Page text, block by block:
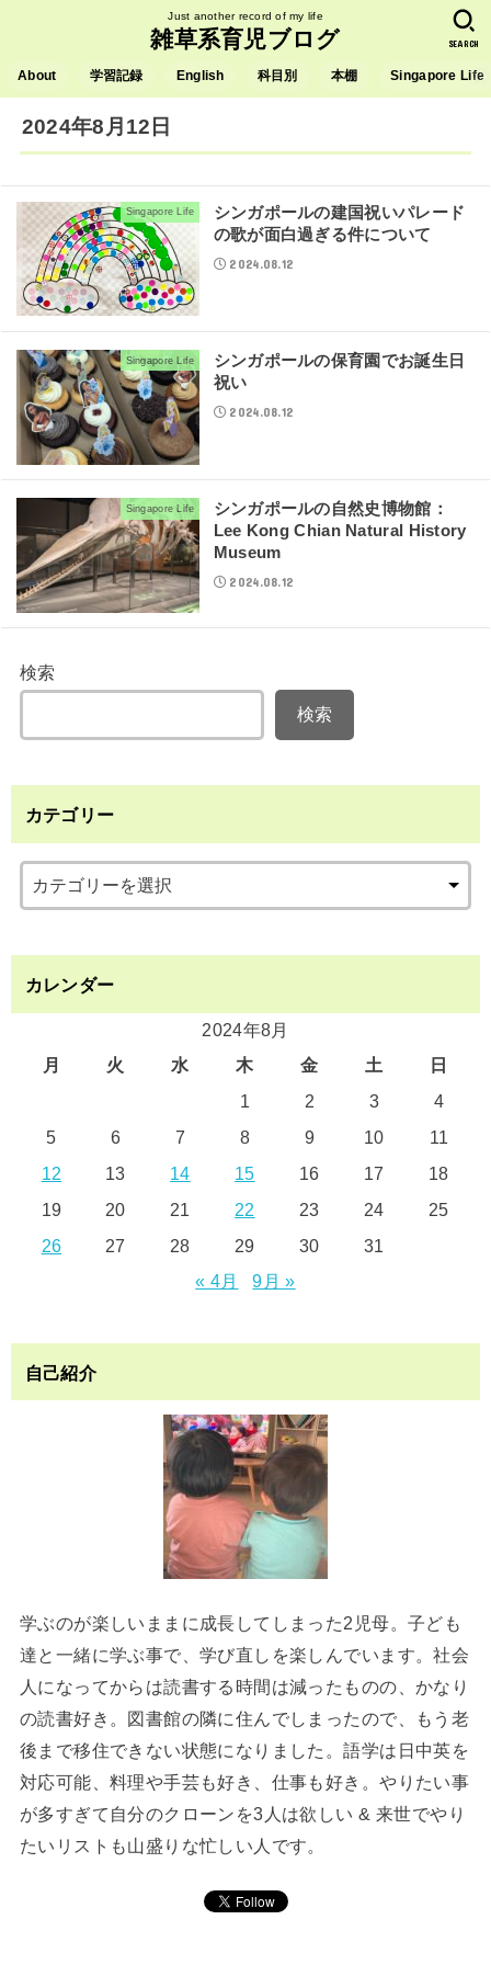
Just another record of my life
雑草系育児ブログ
About 学習記録 English 科目別 本棚 Singapore Life
SEARCH
2024年8月12日
Singapore Life
シンガポールの建国祝いパレード
の歌が面白過ぎる件について
2024.08.12
Singapore Life
シンガポールの保育園でお誕生日
祝い
2024.08.12
Singapore Life
シンガポールの自然史博物館：
Lee Kong Chian Natural History
Museum
2024.08.12
検索
検索
カテゴリー
カレンダー
2024年8月
月
火 水 木 金 土
日
1
2 3
4
5
6 7 8 9 10
11
12
13 14 15 16 17
18
19
20 21 22 23 24
25
26
27 28 29 30
31
« 4月
9月 »
自己紹介
学ぶのが楽しいままに成長してしまった2児母。子ども
達と一緒に学ぶ事で、学び直しを楽しんでいます。社会
人になってからは読書する時間は減ったものの、かなり
の読書好き。図書館の隣に住んでしまったので、もう老
後まで移住できない状態になりました。語学は日中英を
対応可能、料理や手芸も好き、仕事も好き。やりたい事
が多すぎて自分のクローンを3人は欲しい & 来世でやり
たいリストも山盛りな忙しい人です。